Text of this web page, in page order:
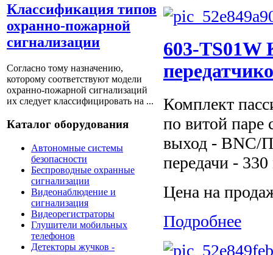
Классификация типов
охранно-пожарной
сигнализации
Согласно тому назначению,
которому соответствуют модели
охранно-пожарной сигнализаций
их следует классифицировать на ...
Каталог оборудования
Автономные системы
безопасности
Беспроводные охранные
сигнализации
Видеонаблюдение и
сигнализация
Видеорегистраторы
Глушители мобильных
телефонов
Детекторы жучков -
603-TS01W
Комплект
по витой паре
выход - BNC/
передачи -
Цена на
Подробнее